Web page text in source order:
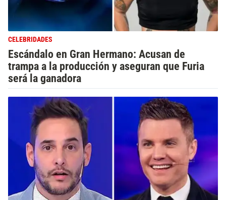
CELEBRIDADES
Escándalo en Gran Hermano: Acusan de
trampa a la producción y aseguran que Furia
será la ganadora